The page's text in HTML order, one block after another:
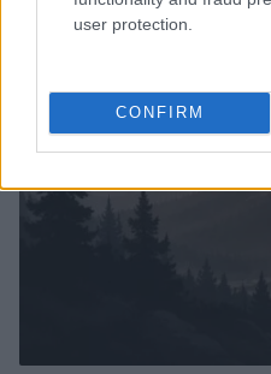
user protection.
CONFIRM